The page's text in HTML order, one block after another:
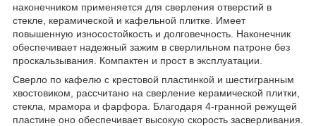
наконечником применяется для сверления отверстий в
стекле, керамической и кафельной плитке. Имеет
повышенную износостойкость и долговечность. Наконечник
обеспечивает надежный зажим в сверлильном патроне без
проскальзывания. Компактен и прост в эксплуатации.
Сверло по кафелю с крестовой пластинкой и шестигранным
хвостовиком, рассчитано на сверление керамической плитки,
стекла, мрамора и фарфора. Благодаря 4-гранной режущей
пластине оно обеспечивает высокую скорость засверливания.